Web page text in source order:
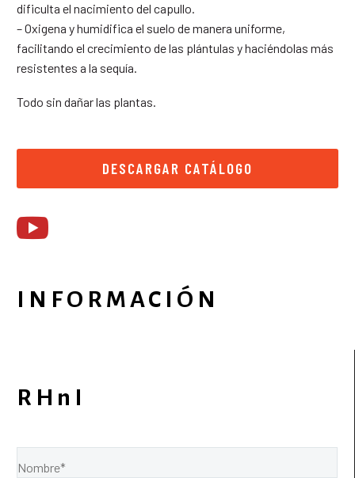
dificulta el nacimiento del capullo.
– Oxigena y humidifica el suelo de manera uniforme,
facilitando el crecimiento de las plántulas y haciéndolas más
resistentes a la sequía.
Todo sin dañar las plantas.
DESCARGAR CATÁLOGO
INFORMACIÓN
RHnI